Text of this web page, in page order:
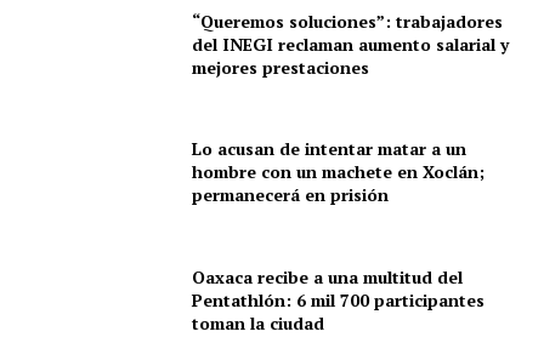
“Queremos soluciones”: trabajadores
del INEGI reclaman aumento salarial y
mejores prestaciones
Lo acusan de intentar matar a un
hombre con un machete en Xoclán;
permanecerá en prisión
Oaxaca recibe a una multitud del
Pentathlón: 6 mil 700 participantes
toman la ciudad